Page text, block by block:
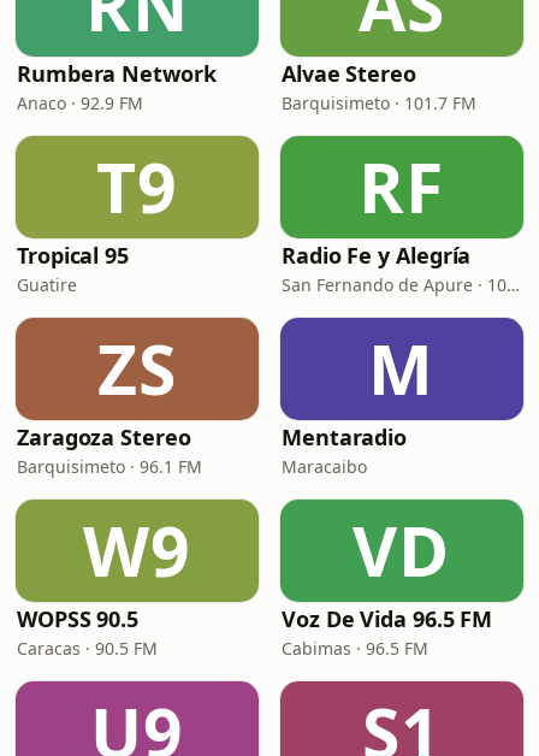
Rumbera Network
Anaco · 92.9 FM
Alvae Stereo
Barquisimeto · 101.7 FM
T9
Tropical 95
Guatire
RF
Radio Fe y Alegría
San Fernando de Apure · 103.7 FM
ZS
Zaragoza Stereo
Barquisimeto · 96.1 FM
M
Mentaradio
Maracaibo
W9
WOPSS 90.5
Caracas · 90.5 FM
VD
Voz De Vida 96.5 FM
Cabimas · 96.5 FM
U9 S1